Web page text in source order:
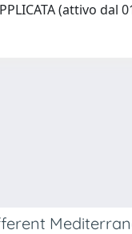
(attivo dal